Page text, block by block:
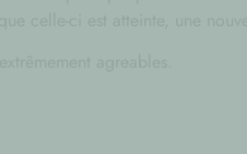
celle-ci est atteinte, une
agreables.